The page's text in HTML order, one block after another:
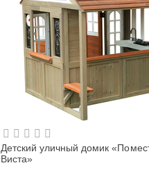
Детский уличный домик
Виста»